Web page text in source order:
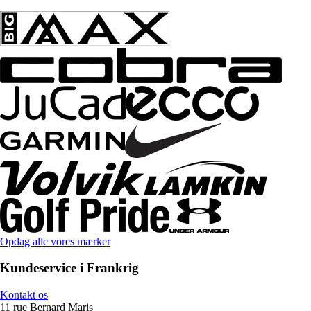
Opdag alle vores mærker
Kundeservice i Frankrig
Kontakt os
11 rue Bernard Maris